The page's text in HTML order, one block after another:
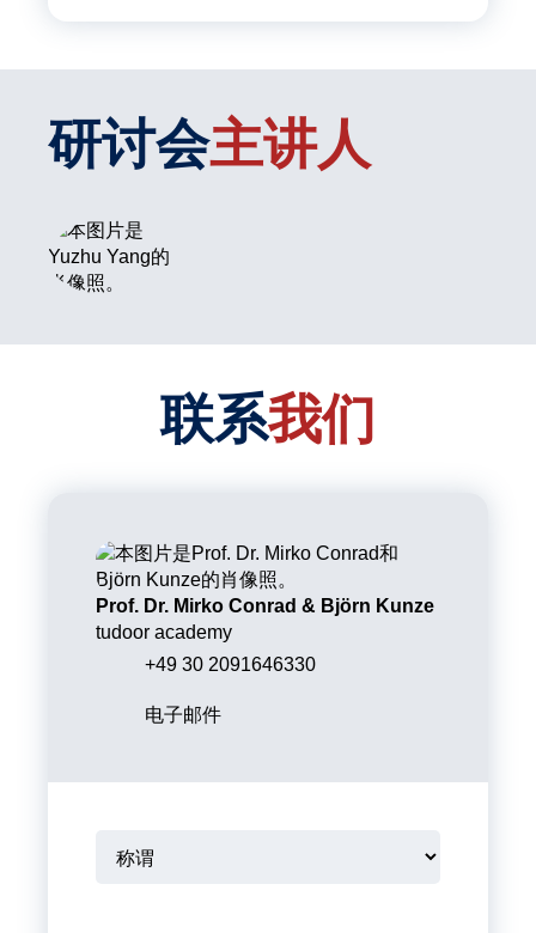
研讨会主讲人
联系我们
Prof. Dr. Mirko Conrad & Björn Kunze
tudoor academy
+49 30 2091646330
电子邮件